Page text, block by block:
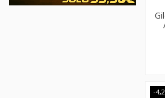
-